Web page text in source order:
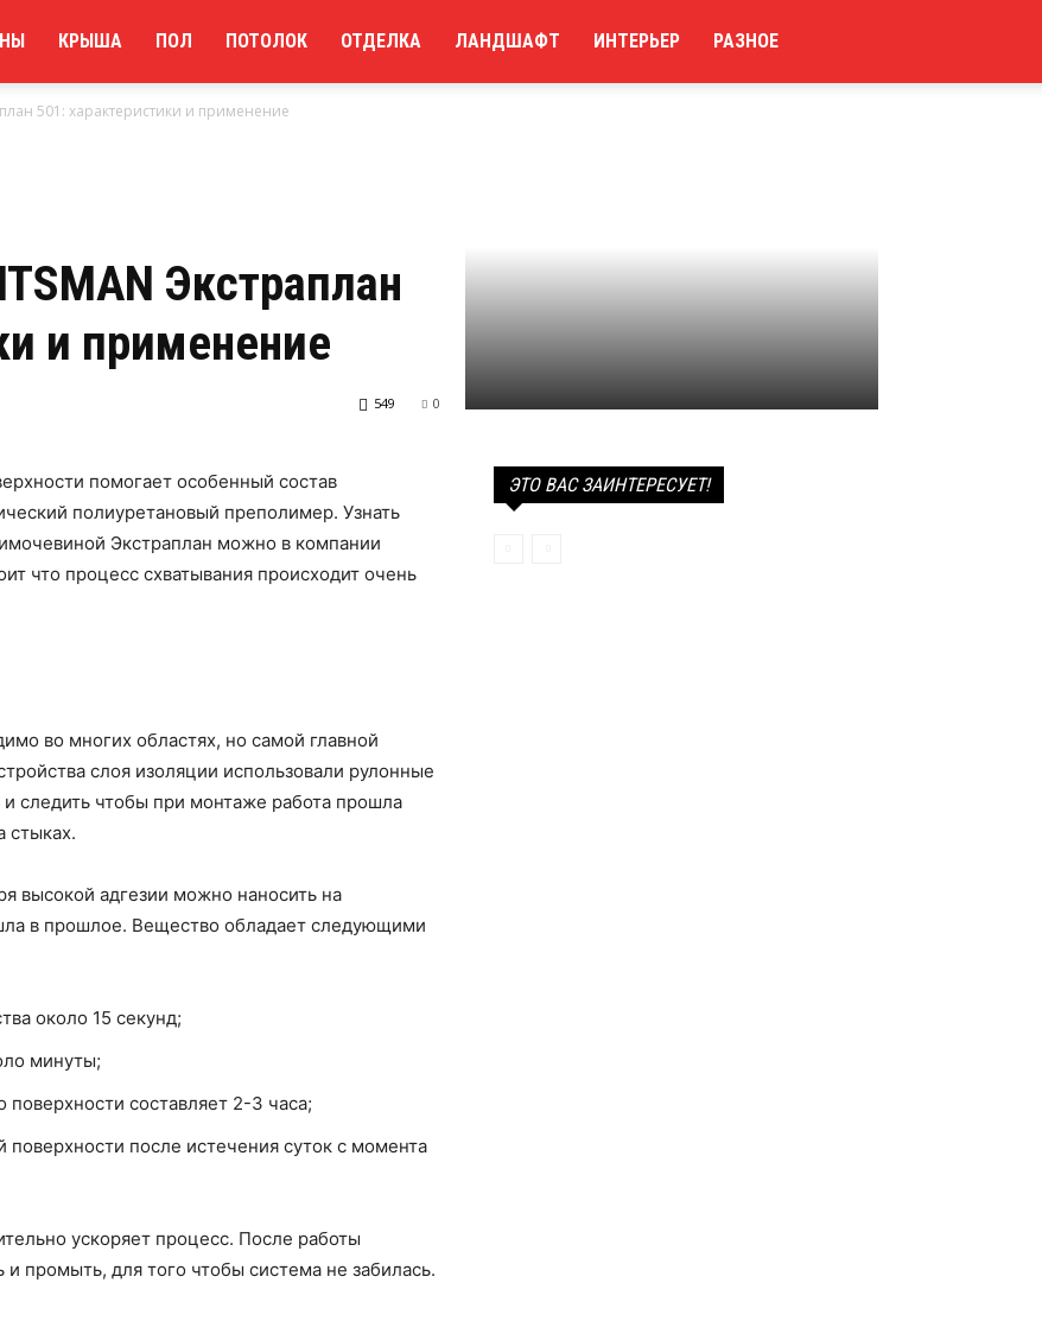
КРЫША ПОЛ ПОТОЛОК ОТДЕЛКА ЛАНДШАФТ ИНТЕРЬЕР РАЗНОЕ
501: характеристики и применение
Экстраплан
и применение
0
549
помогает особенный состав
полиуретановый преполимер. Узнать
Экстраплан можно в компании
что процесс схватывания происходит очень
во многих областях, но самой главной
слоя изоляции использовали рулонные
следить чтобы при монтаже работа прошла
стыках.
высокой адгезии можно наносить на
в прошлое. Вещество обладает следующими
около 15 секунд;
минуты;
составляет 2-3 часа;
после истечения суток с момента
ускоряет процесс. После работы
промыть, для того чтобы система не забилась.
ЭТО ВАС ЗАИНТЕРЕСУЕТ!